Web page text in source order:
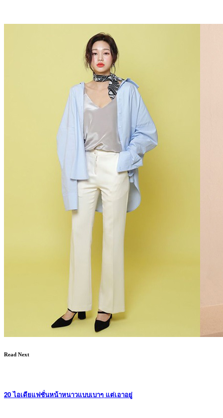
Read Next
20 ไอเดียแฟชั่นหน้าหนาวแบบเบาๆ แต่เอาอยู่